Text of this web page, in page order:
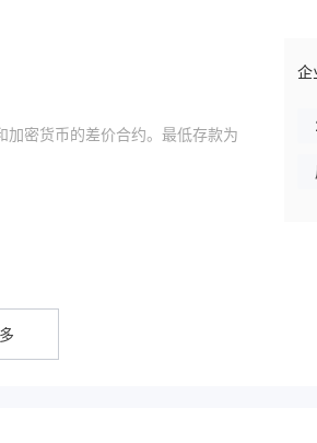
密货币的差价合约。最低存款为
企